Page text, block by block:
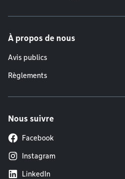
À propos de nous
Avis publics
Règlements
Nous suivre
Facebook
Instagram
LinkedIn